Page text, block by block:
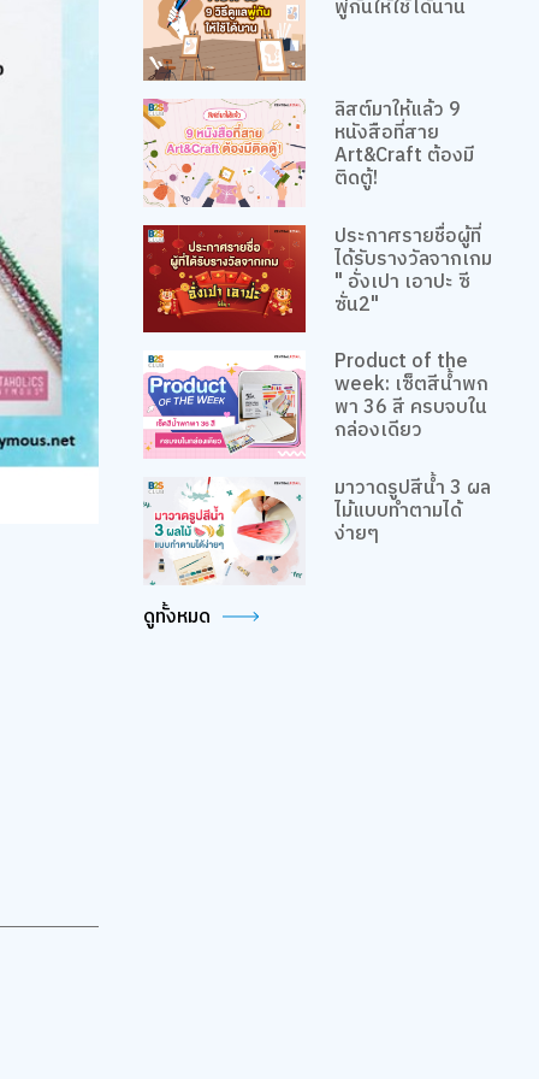
พู่กันให้ใช้ได้นาน
ลิสต์มาให้แล้ว 9
หนังสือที่สาย
Art&Craft ต้องมี
ติดตู้!
ประกาศรายชื่อผู้ที่
ได้รับรางวัลจากเกม
" อั่งเปา เอาปะ ซี
ซั่น2"
Product of the
week: เซ็ตสีน้ำพก
พา 36 สี ครบจบใน
กล่องเดียว
มาวาดรูปสีน้ำ 3 ผล
ไม้แบบทำตามได้
ง่ายๆ
ดูทั้งหมด